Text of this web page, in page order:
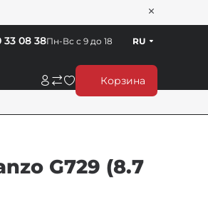
Корзина
Пн-Вс с 9 до 18
33 08 38 RU
G729 (8.7